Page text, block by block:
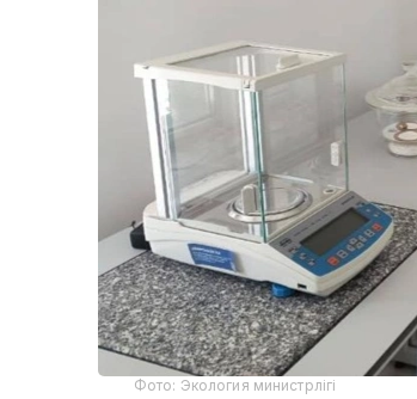
Фото: Экология министрлігі